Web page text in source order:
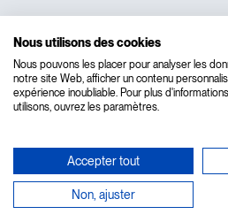
Nous utilisons des cookies
Nous pouvons les placer pour analyser les
notre site Web, afficher un contenu
expérience inoubliable. Pour plus
utilisons, ouvrez les paramètres.
Accepter tout
Non, ajuster